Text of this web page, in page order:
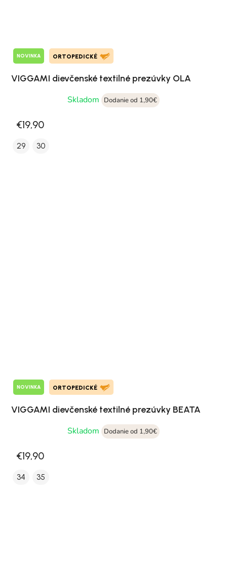
NOVINKA ORTOPEDICKÉ
VIGGAMI dievčenské textilné prezúvky OLA
Skladom
Dodanie od 1,90€
€19,90
29 30
NOVINKA ORTOPEDICKÉ
VIGGAMI dievčenské textilné prezúvky BEATA
Skladom
Dodanie od 1,90€
€19,90
34 35